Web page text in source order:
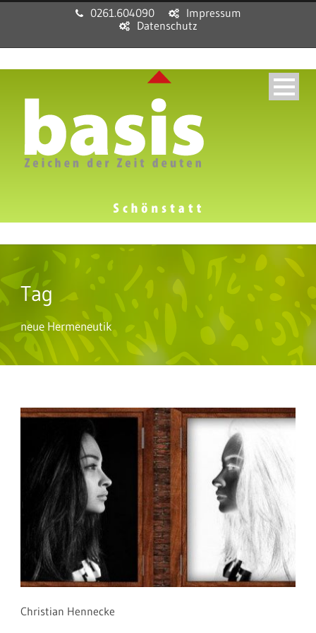
0261.604090
Impressum
Datenschutz
Tag
neue Hermeneutik
Christian Hennecke